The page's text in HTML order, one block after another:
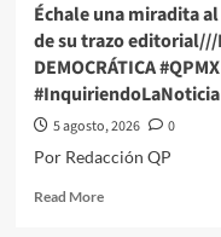
Échale una miradita
de su trazo editorial///
DEMOCRÁTICA
#InquiriendoLaNoticia
5 agosto, 2026
0
Por Redacción QP
Read MoreRead